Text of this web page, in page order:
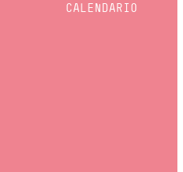
CALENDARIO